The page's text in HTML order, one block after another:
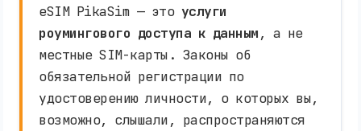
eSIM PikaSim — это услуги
роумингового доступа к данным, а не
местные SIM-карты. Законы об
обязательной регистрации по
удостоверению личности, о которых вы,
возможно, слышали, распространяются